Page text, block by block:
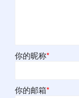
你的昵称*
你的邮箱*